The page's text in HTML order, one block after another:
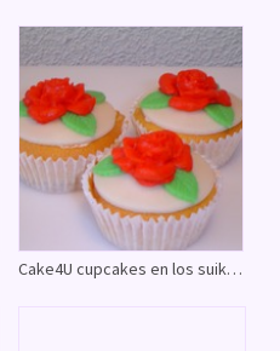
Cake4U cupcakes en los suikerwerk